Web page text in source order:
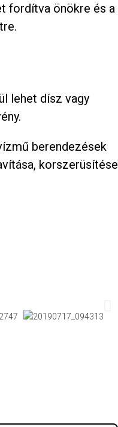
fordítva önökre és a
lehet dísz vagy
berendezések
korszerüsítése